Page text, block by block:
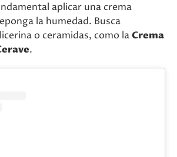
aplicar una crema
la humedad. Busca
o ceramidas, como laCrema
.